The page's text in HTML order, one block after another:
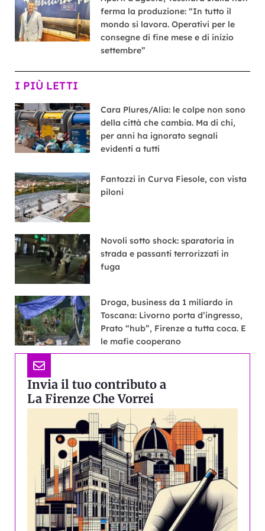
ferma la produzione: “In tutto il
mondo si lavora. Operativi per le
consegne di fine mese e di inizio
settembre”
I PIÙ LETTI
Cara Plures/Alia: le colpe non sono
della città che cambia. Ma di chi,
per anni ha ignorato segnali
evidenti a tutti
Fantozzi in Curva Fiesole, con vista
piloni
Novoli sotto shock: sparatoria in
strada e passanti terrorizzati in
fuga
Droga, business da 1 miliardo in
Toscana: Livorno porta d’ingresso,
Prato “hub”, Firenze a tutta coca. E
le mafie cooperano
Invia il tuo contributo a
La Firenze Che Vorrei